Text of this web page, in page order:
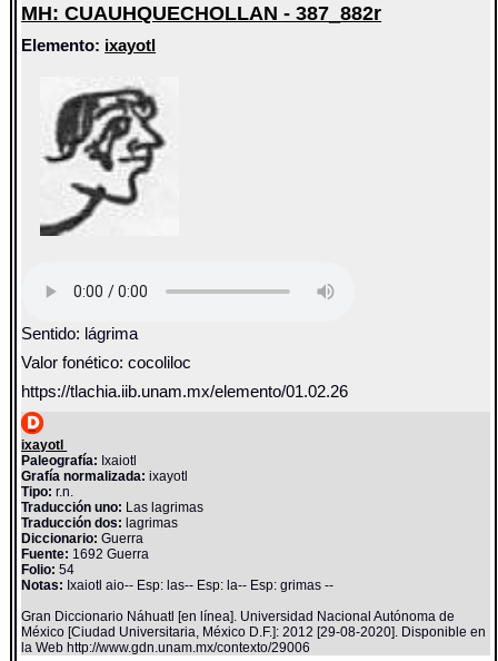
MH: CUAUHQUECHOLLAN - 387_882r
Elemento: ixayotl
Sentido: lágrima
Valor fonético: cocoliloc
https://tlachia.iib.unam.mx/elemento/01.02.26
ixayotl
Paleografía: Ixaiotl
Grafía normalizada: ixayotl
Tipo: r.n.
Traducción uno: Las lagrimas
Traducción dos: lagrimas
Diccionario:Guerra
Fuente: 1692 Guerra
Folio: 54
Notas: Ixaiotl aio-- Esp: las-- Esp: la-- Esp: grimas --
Gran Diccionario Náhuatl [en línea]. Universidad Nacional Autónoma de
México [Ciudad Universitaria, México D.F.]: 2012 [29-08-2020]. Disponible en
la Web http://www.gdn.unam.mx/contexto/29006